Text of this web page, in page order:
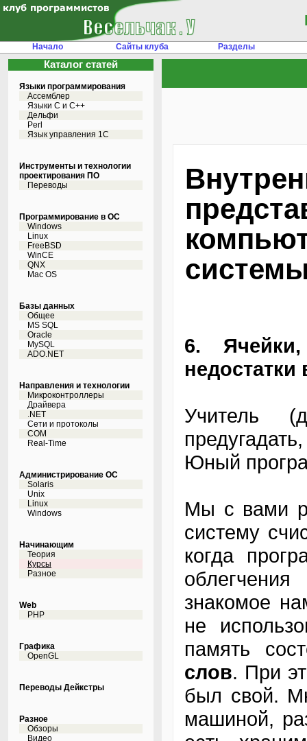
Начало Сайты клуба Разделы
Каталог статей
Языки программирования
Ассемблер
Языки С и C++
Дельфи
Perl
Язык управления 1С
Инструменты и технологии
проектирования ПО
Переводы
Программирование в ОС
Windows
Linux
FreeBSD
WinCE
QNX
Mac OS
Базы данных
Общее
MS SQL
Oracle
MySQL
ADO.NET
Направления и технологии
Микроконтроллеры
Драйвера
.NET
Сети и протоколы
COM
Real-Time
Администрирование ОС
Solaris
Unix
Linux
Windows
Начинающим
Теория
Курсы
Разное
Web
PHP
Графика
OpenGL
Переводы Дейкстры
Разное
Обзоры
Видео
6.
Учитель
Юный
Мы с вами
систему
когда
знакомое
не
память
слов. При
был свой.
машиной,